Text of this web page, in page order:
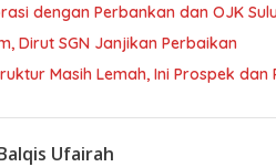
dengan Perbankan dan OJK
Dirut SGN Janjikan Perbaikan
Masih Lemah, Ini Prospek dan
Ufairah